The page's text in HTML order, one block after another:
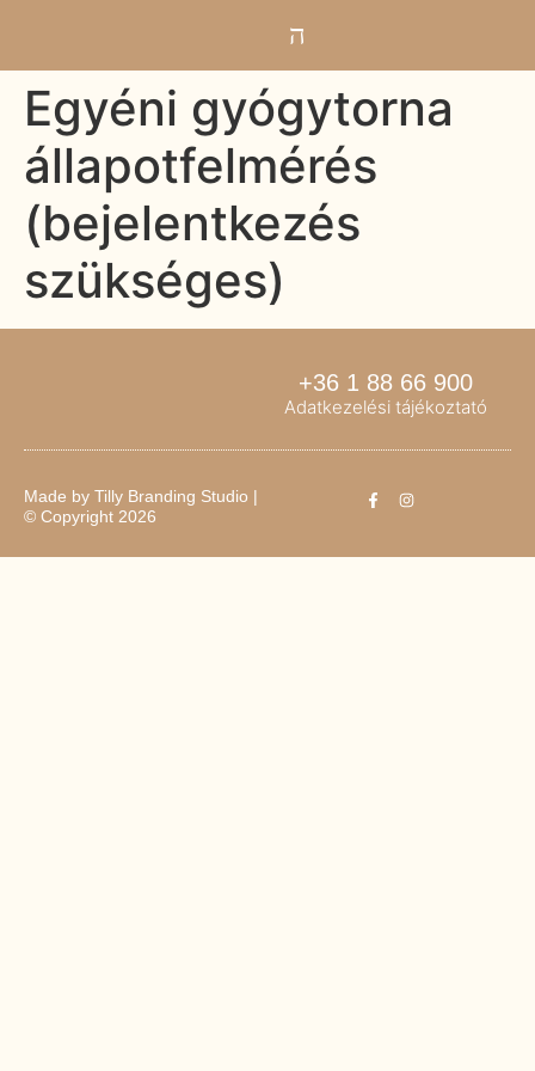
Egyéni gyógytorna
állapotfelmérés
(bejelentkezés
szükséges)
+36 1 88 66 900
Adatkezelési tájékoztató
Made by Tilly Branding Studio |
© Copyright 2026